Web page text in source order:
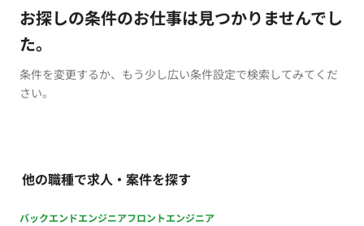
お探しの条件のお仕事は見つかりませんでし
た。
条件を変更するか、もう少し広い条件設定で検索してみてくだ
さい。
他の職種で求人・案件を探す
バックエンドエンジニアフロントエンジニア